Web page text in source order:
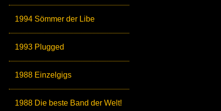
1994 Sömmer der Libe
1993 Plugged
1988 Einzelgigs
1988 Die beste Band der Welt!